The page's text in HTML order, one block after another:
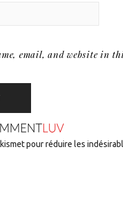
email, and website in
pour réduire les